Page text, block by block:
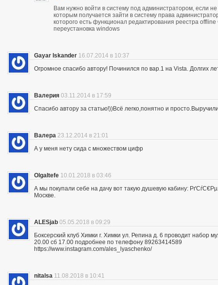
Вам нужно войти в систему под администратором, если
которым получается зайти в систему права
которого есть функционал редактирования реестра
переустановка windows
Gayar Iskander 16.07.2014 в 10:37
Огромное спасибо автору! Починился по вар.1 на Vista. Долгих
Валерия 03.11.2014 в 17:59
Спасибо автору за статью!))Всё легко,понятно и
Валера 23.12.2014 в 21:01
А у меня нету сида с множеством цифр
OlgaItefe 10.01.2018 в 03:46
А мы покупали себе на дачу вот такую душевую кабину:
Москве.
ALESjab 05.05.2018 в 09:29
Боксерский клуб Химки г. Химки ул. Репина д. 6 проводит набор
20.00 сб 17.00 подробнее по телефону 89263414589
https://www.instagram.com/ales_lyaschenko/
nitalsa 11.08.2018 в 10:41